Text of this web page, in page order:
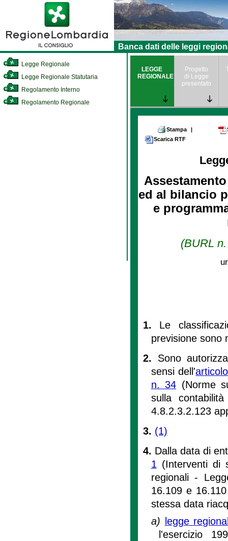
Banca dati delle leggi
Legge Regionale
Legge Regionale Statutaria
Regolamento Interno
Regolamento Regionale
LEGGE
REGIONALE
Progetto
di Legge
presentato
Stampa |
Scarica RTF
ed al bilancio
e
(BURL
1. Le
previsione sono
2. Sono
sensi dell'
n. 34 (Norme
sulla
4.8.2.3.2.123
3. (1)
4. Dalla data di
1 (Interventi di
regionali -
16.109 e
stessa data
a)
legge
l'esercizio